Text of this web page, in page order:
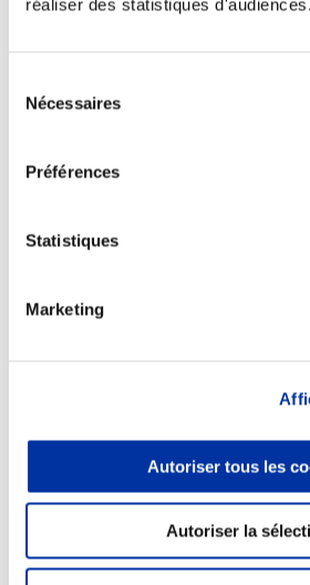
réaliser des statistiques d'audiences.
Nécessaires
Préférences
Statistiques
Marketing
Autoriser tous les
Autoriser la